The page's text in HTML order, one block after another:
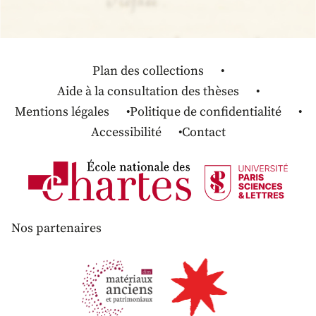
Plan des collections
Aide à la consultation des thèses
Mentions légales
Politique de confidentialité
Accessibilité
Contact
Nos partenaires